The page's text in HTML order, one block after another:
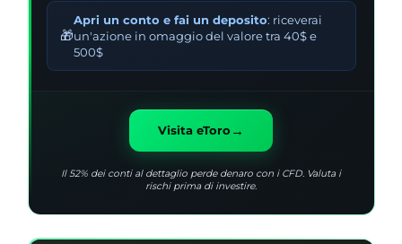
🎁
Apri un conto e fai un deposito: riceverai
un'azione in omaggio del valore tra 40$ e
500$
Visita eToro →
Il 52% dei conti al dettaglio perde denaro con i CFD. Valuta i
rischi prima di investire.